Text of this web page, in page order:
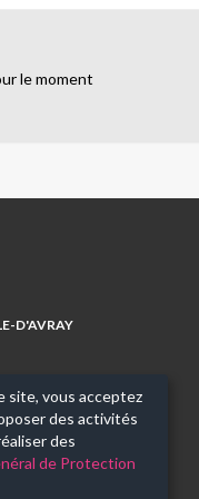
le moment
D'AVRAY
site, vous acceptez
des activités
des
de Protection